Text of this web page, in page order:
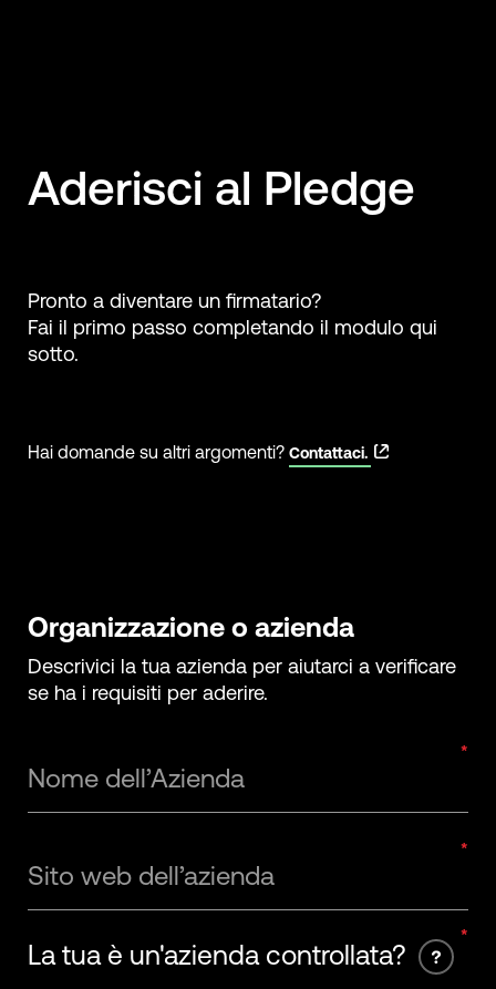
Aderisci al Pledge
Pronto a diventare un firmatario?
Fai il primo passo completando il modulo qui
sotto.
Hai domande su altri argomenti? Contattaci.
Organizzazione o azienda
Descrivici la tua azienda per aiutarci a verificare
se ha i requisiti per aderire.
Nome dell’Azienda
Sito web dell’azienda
La tua è un'azienda controllata?